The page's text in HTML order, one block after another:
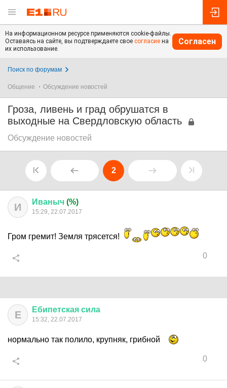
На информационном ресурсе применяются cookie-файлы.
Оставаясь на сайте, вы подтверждаете свое согласие на
их использование.
Согласен
Поиск по форумам
Общение Обсуждение новостей
Гроза, ливень и град обрушатся в
выходные на Свердловскую область
Обсуждение новостей
2
И Иваныч (%)
15:29, 22.07.2017
Гром гремит! Земля трясется!
0
Е Ебипетская сила
15:32, 22.07.2017
нормально так полило, крупняк, грибной
0